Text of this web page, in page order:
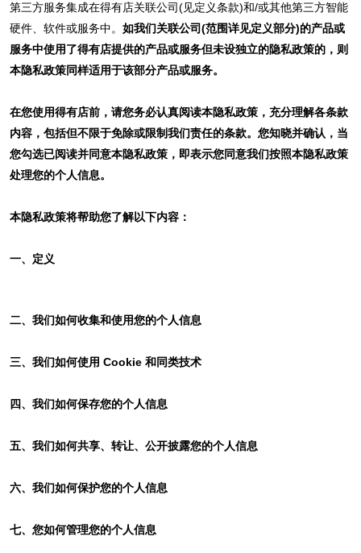
第三方服务集成在得有店关联公司(见定义条款)和/或其他第三方智能
硬件、软件或服务中。 如我们关联公司(范围详见定义部分)的产品或
服务中使用了得有店提供的产品或服务但未设独立的隐私政策的，则
本隐私政策同样适用于该部分产品或服务。
在您使用得有店前，请您务必认真阅读本隐私政策，充分理解各条款
内容，包括但不限于免除或限制我们责任的条款。您知晓并确认，当
您勾选已阅读并同意本隐私政策，即表示您同意我们按照本隐私政策
处理您的个人信息。
本隐私政策将帮助您了解以下内容：
一、定义
二、我们如何收集和使用您的个人信息
三、我们如何使用 Cookie 和同类技术
四、我们如何保存您的个人信息
五、我们如何共享、转让、公开披露您的个人信息
六、我们如何保护您的个人信息
七、您如何管理您的个人信息